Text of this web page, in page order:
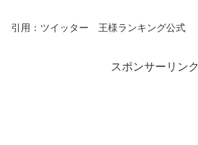
引用：ツイッター 王様ランキング公式
スポンサーリンク